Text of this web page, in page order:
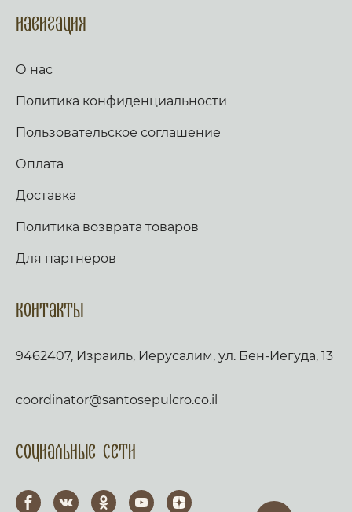
Навигация
О нас
Политика конфиденциальности
Пользовательское соглашение
Оплата
Доставка
Политика возврата товаров
Для партнеров
Контакты
9462407, Израиль, Иерусалим, ул. Бен-Иегуда, 13
coordinator@santosepulcro.co.il
Социальные сети